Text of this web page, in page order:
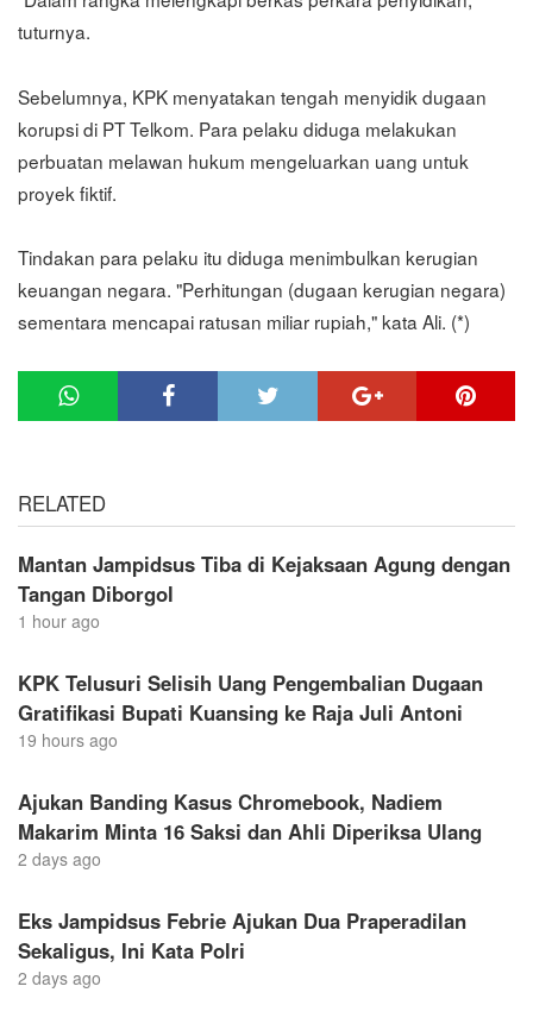
tuturnya.
Sebelumnya, KPK menyatakan tengah menyidik dugaan
korupsi di PT Telkom. Para pelaku diduga melakukan
perbuatan melawan hukum mengeluarkan uang untuk
proyek fiktif.
Tindakan para pelaku itu diduga menimbulkan kerugian
keuangan negara. "Perhitungan (dugaan kerugian negara)
sementara mencapai ratusan miliar rupiah," kata Ali. (*)
RELATED
Mantan Jampidsus Tiba di Kejaksaan Agung dengan
Tangan Diborgol
1 hour ago
KPK Telusuri Selisih Uang Pengembalian Dugaan
Gratifikasi Bupati Kuansing ke Raja Juli Antoni
19 hours ago
Ajukan Banding Kasus Chromebook, Nadiem
Makarim Minta 16 Saksi dan Ahli Diperiksa Ulang
2 days ago
Eks Jampidsus Febrie Ajukan Dua Praperadilan
Sekaligus, Ini Kata Polri
2 days ago